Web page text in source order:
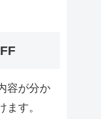
容が分か
す。